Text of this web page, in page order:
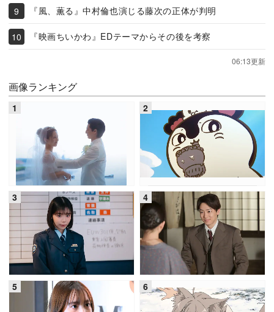
『風、薫る』中村倫也演じる藤次の正体が判明
『映画ちいかわ』EDテーマからその後を考察
06:13更新
画像ランキング